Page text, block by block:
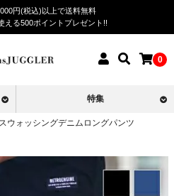
円(税込)以上で送料無料
える500ポイントプレゼント!!
0
特集
ウォッシングデニムロングパンツ